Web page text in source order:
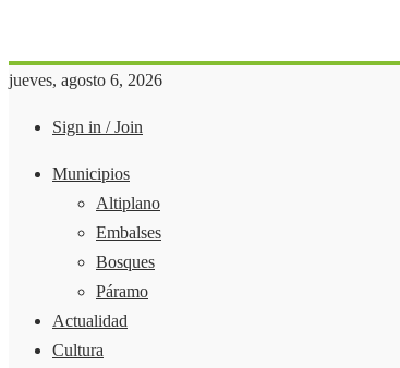
jueves, agosto 6, 2026
Sign in / Join
Municipios
Altiplano
Embalses
Bosques
Páramo
Actualidad
Cultura